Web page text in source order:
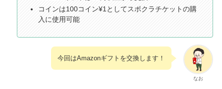
コインは100コイン¥1としてスポクラチケットの購
入に使用可能
なお
今回はAmazonギフトを交換します！